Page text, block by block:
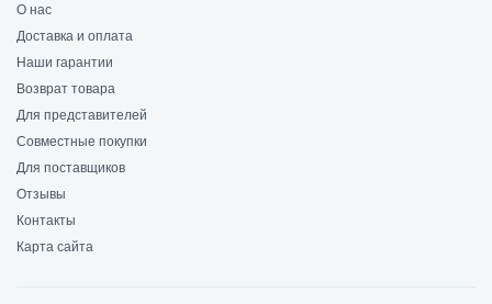
О нас
Доставка и оплата
Наши гарантии
Возврат товара
Для представителей
Совместные покупки
Для поставщиков
Отзывы
Контакты
Карта сайта